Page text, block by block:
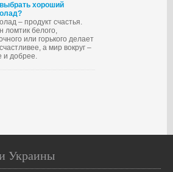
выбрать хороший
– продукт счастья.
ломтик белого,
или горького делает
а мир вокруг –
и добрее.
Украины